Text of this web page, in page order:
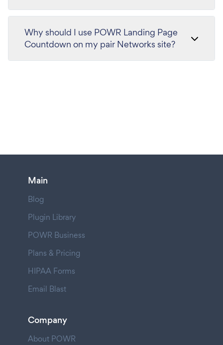
Why should I use POWR Landing Page
Countdown on my pair Networks site?
Main
Blog
Plugin Library
POWR Business
Plans & Pricing
HIPAA Forms
Email Blast
Company
About POWR